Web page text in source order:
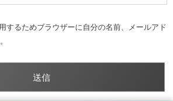
するためブラウザーに自分の名前、メールアド